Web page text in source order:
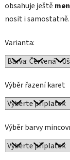
obsahuje ještě
nosit i samostatně.
Varianta:
Výběr řazení karet
Výběr barvy